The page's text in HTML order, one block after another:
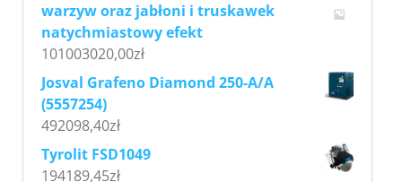
warzyw oraz jabłoni i truskawek
natychmiastowy efekt
101003020,00zł
Josval Grafeno Diamond 250-A/A
(5557254)
492098,40zł
Tyrolit FSD1049
194189,45zł